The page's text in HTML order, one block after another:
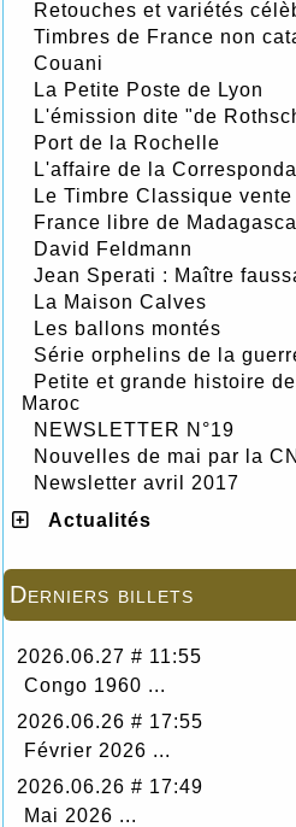
Retouches et variétés
Timbres de France non
Couani
La Petite Poste de Lyon
L'émission dite "de
Port de la Rochelle
L'affaire de la
Le Timbre Classique
France libre de
David Feldmann
Jean Sperati : Maître
La Maison Calves
Les ballons montés
Série orphelins de la
Petite et grande histoire
Maroc
NEWSLETTER N°19
Nouvelles de mai par la
Newsletter avril 2017
Actualités
Derniers billets
2026.06.27 # 11:55
Congo 1960 ...
2026.06.26 # 17:55
Février 2026 ...
2026.06.26 # 17:49
Mai 2026 ...